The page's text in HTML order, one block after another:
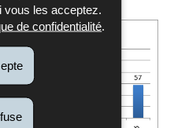
les acceptez.
de confidentialité